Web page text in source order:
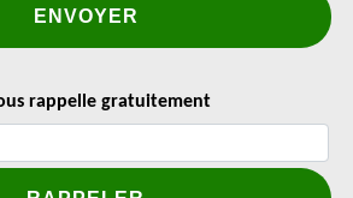
rappelle gratuitement